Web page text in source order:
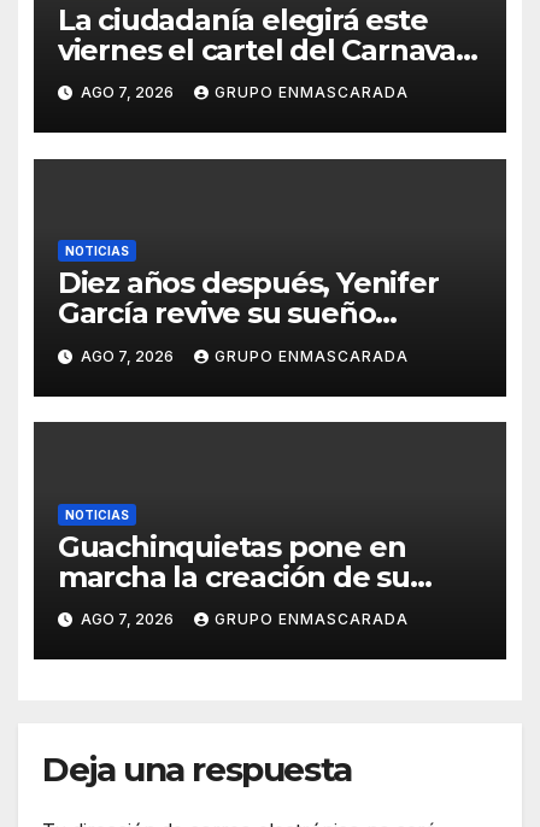
La ciudadanía elegirá este
viernes el cartel del Carnaval
de Las Palmas de Gran
Canaria 2027 en una gala
retransmitida por Televisión
Canaria
AGO 7, 2026 GRUPO ENMASCARADA
NOTICIAS
Diez años después, Yenifer
García revive su sueño
carnavalero en el vídeo de
presentación de San Juan de
la Rambla para el Grand Prix
AGO 7, 2026 GRUPO ENMASCARADA
NOTICIAS
Guachinquietas pone en
marcha la creación de su
repertorio para el Carnaval
2027
AGO 7, 2026 GRUPO ENMASCARADA
Deja una respuesta